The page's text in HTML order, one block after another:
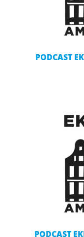
PODCAST
PODCAST